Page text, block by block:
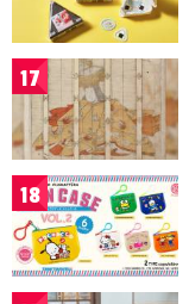
17
18